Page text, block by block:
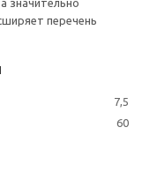
значительно
перечень
7,5
60